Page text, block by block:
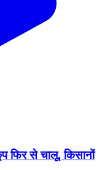
फिर से चालू, किसानों